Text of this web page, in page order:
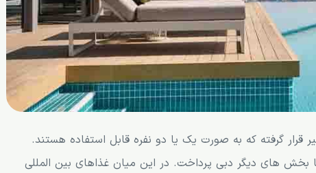
گرفته که به صورت یک یا دو نفره قابل استفاده هستند.
های دیگر دبی پرداخت. در این میان غذاهای بین المللی